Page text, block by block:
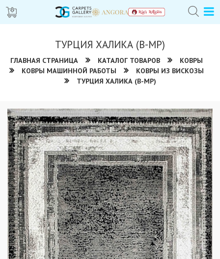
ТУРЦИЯ ХАЛИКА (В-МР)
ГЛАВНАЯ СТРАНИЦА КАТАЛОГ ТОВАРОВ
КОВРЫ
КОВРЫ МАШИННОЙ РАБОТЫ
КОВРЫ ИЗ ВИСКОЗЫ
ТУРЦИЯ ХАЛИКА (В-МР)